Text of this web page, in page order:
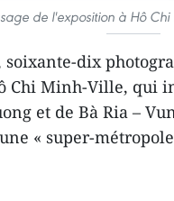
de l'exposition à Hô
soixante-dix
Chi Minh-Ville, qui
et de Bà Ria –
« super-